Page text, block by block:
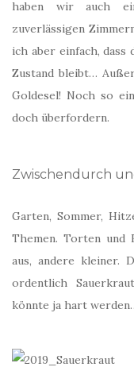
haben wir auch
zuverlässigen
ich aber einfach, dass
Zustand bleibt…
Goldesel! Noch so
doch überfordern.
Zwischendurch
Garten, Sommer,
Themen. Torten und
aus, andere kleiner.
ordentlich
könnte ja hart